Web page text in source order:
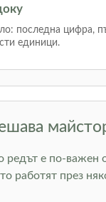
последна цифра,
единици.
редът е по-важен
работят през